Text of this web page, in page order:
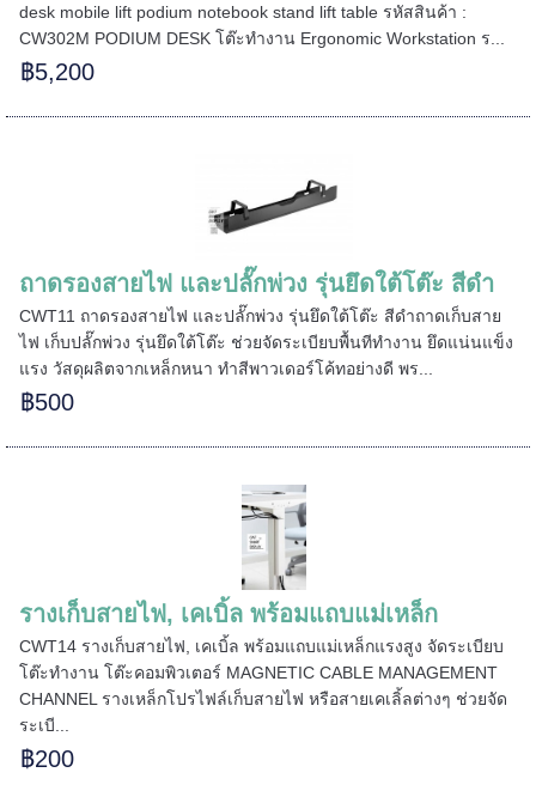
desk mobile lift podium notebook stand lift table รหัสสินค้า :
CW302M PODIUM DESK โต๊ะทำงาน Ergonomic Workstation ร...
฿5,200
ถาดรองสายไฟ และปลั๊กพ่วง รุ่นยึดใต้โต๊ะ สีดำ
CWT11 ถาดรองสายไฟ และปลั๊กพ่วง รุ่นยึดใต้โต๊ะ สีดำถาดเก็บสาย
ไฟ เก็บปลั๊กพ่วง รุ่นยึดใต้โต๊ะ ช่วยจัดระเบียบพื้นทีทำงาน ยึดแน่นแข็ง
แรง วัสดุผลิตจากเหล็กหนา ทำสีพาวเดอร์โค้ทอย่างดี พร...
฿500
รางเก็บสายไฟ, เคเบิ้ล พร้อมแถบแม่เหล็ก
CWT14 รางเก็บสายไฟ, เคเบิ้ล พร้อมแถบแม่เหล็กแรงสูง จัดระเบียบ
โต๊ะทำงาน โต๊ะคอมพิวเตอร์ MAGNETIC CABLE MANAGEMENT
CHANNEL รางเหล็กโปรไฟล์เก็บสายไฟ หรือสายเคเลิ้ลต่างๆ ช่วยจัด
ระเบี...
฿200